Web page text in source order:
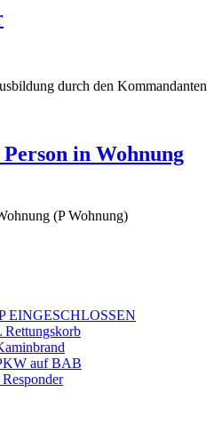
durch den Kommandanten
in Wohnung
(P Wohnung)
EINGESCHLOSSEN
Rettungskorb
auf BAB